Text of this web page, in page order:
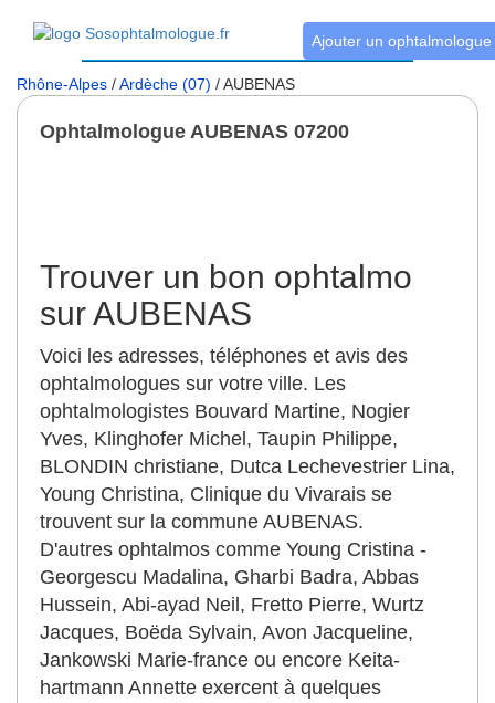
Ajouter un ophtalmologue
Rhône-Alpes /Ardèche (07) / AUBENAS
Ophtalmologue AUBENAS 07200
Trouver un bon ophtalmo
sur AUBENAS
Voici les adresses, téléphones et avis des
ophtalmologues sur votre ville. Les
ophtalmologistes Bouvard Martine, Nogier
Yves, Klinghofer Michel, Taupin Philippe,
BLONDIN christiane, Dutca Lechevestrier Lina,
Young Christina, Clinique du Vivarais se
trouvent sur la commune AUBENAS.
D'autres ophtalmos comme Young Cristina -
Georgescu Madalina, Gharbi Badra, Abbas
Hussein, Abi-ayad Neil, Fretto Pierre, Wurtz
Jacques, Boëda Sylvain, Avon Jacqueline,
Jankowski Marie-france ou encore Keita-
hartmann Annette exercent à quelques